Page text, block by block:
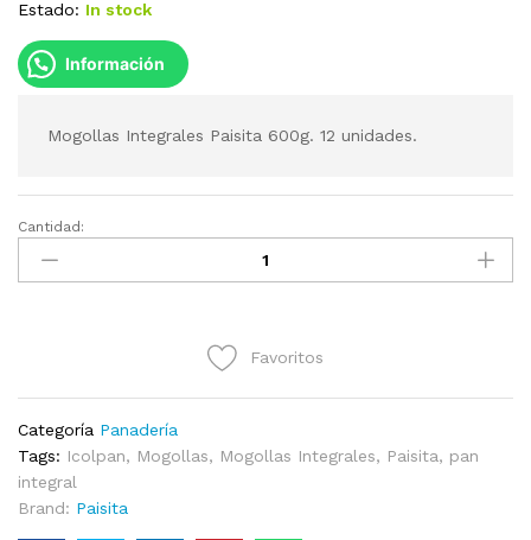
Estado: In stock
Información
Mogollas Integrales Paisita 600g. 12 unidades.
Mogollas
Integrales
Paisita
Cantidad:
Favoritos
Categoría Panadería
Tags: Icolpan, Mogollas, Mogollas Integrales, Paisita, pan
integral
Brand: Paisita